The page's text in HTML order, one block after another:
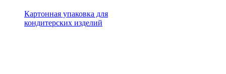
Картонная упаковка для
кондитерских изделий